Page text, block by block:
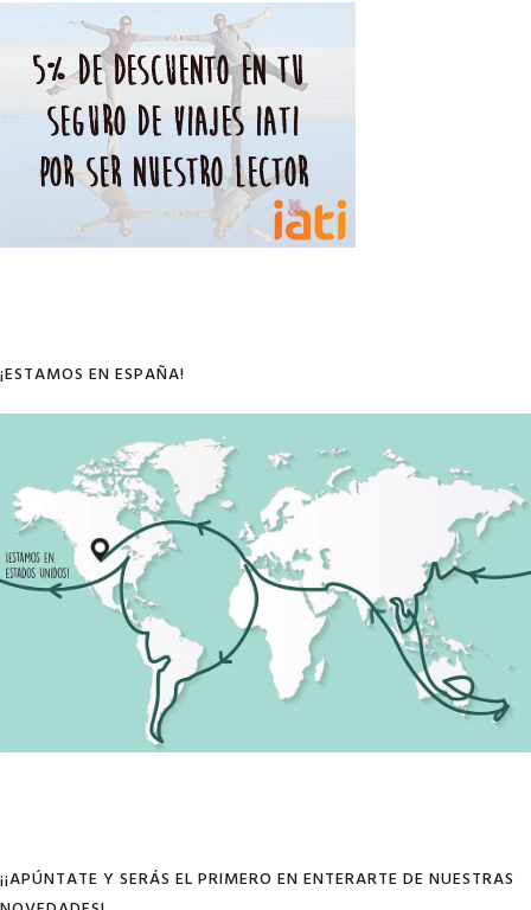
¡ESTAMOS EN ESPAÑA!
¡¡APÚNTATE Y SERÁS EL PRIMERO EN ENTERARTE DE NUESTRAS